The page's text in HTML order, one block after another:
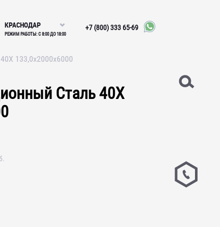
КРАСНОДАР
РЕЖИМ РАБОТЫ: С 8:00 ДО 18:00
+7 (800) 333 65-69
133,0х2000х6000
Сталь 40Х